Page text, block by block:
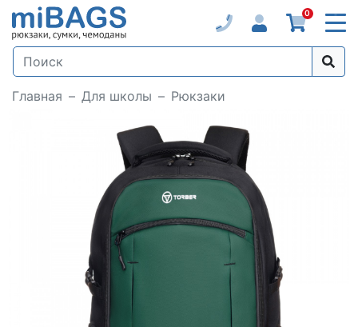
0
Главная Для школы Рюкзаки